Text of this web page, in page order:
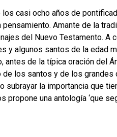
casi ocho años de
Amante de la
del Nuevo Testamento. A
y algunos santos de la edad
antes de la típica oración del
los santos y de los
subrayar la importancia que
propone una antología ‘que